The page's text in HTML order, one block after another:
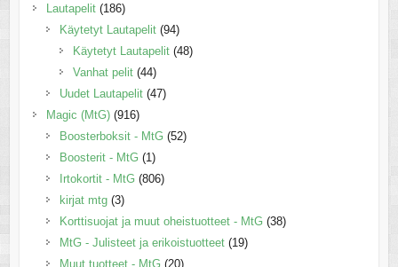
Lautapelit (186)
Käytetyt Lautapelit (94)
Käytetyt Lautapelit (48)
Vanhat pelit (44)
Uudet Lautapelit (47)
Magic (MtG) (916)
Boosterboksit - MtG (52)
Boosterit - MtG (1)
Irtokortit - MtG (806)
kirjat mtg (3)
Korttisuojat ja muut oheistuotteet - MtG (38)
MtG - Julisteet ja erikoistuotteet (19)
Muut tuotteet - MtG (20)